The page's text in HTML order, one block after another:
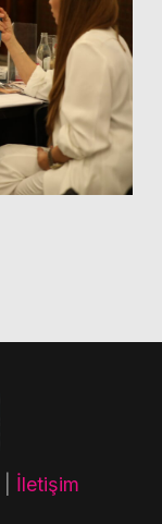
İletişim